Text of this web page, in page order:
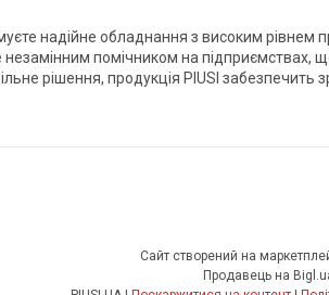
надійне обладнання з високим рівнем
незамінним помічником на
рішення, продукція PIUSI забезпечить
Сайт створений на
Продавець на